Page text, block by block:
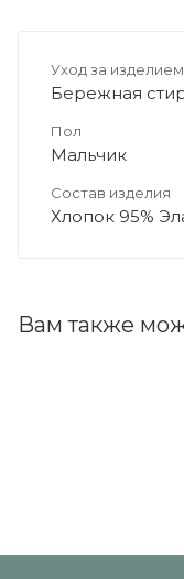
Уход за изделием
Бережная
Пол
Мальчик
Состав изделия
Хлопок 95%
Вам также